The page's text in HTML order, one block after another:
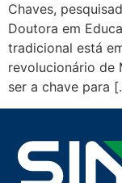
Chaves,
Doutora em
tradicional está
revolucionário de
ser a chave para